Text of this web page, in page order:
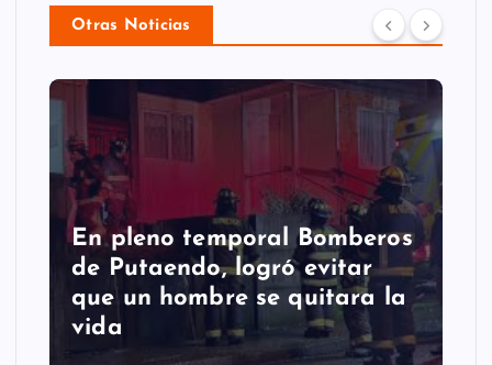
Otras Noticias
En pleno temporal Bomberos
de Putaendo, logró evitar
que un hombre se quitara la
vida